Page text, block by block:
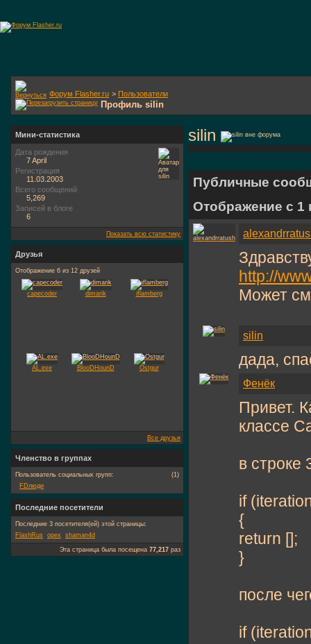
Форум Flasher.ru > Пользователи
Профиль silin
silin
Публичные
Отображение с 1
http://
Может
silin
дада,
Фенёк
Привет.
классе
в строке
if
{
return [];
}
после
if
Мини-статистика
Дата рождения
7 April
Регистрация
11.03.2003
Всего сообщений
5,269
Записей в блоге
6
Показать всю статистику
Друзья
Отображение 6 из 12 друзей
capecoder dimarik iflamberg
AL.exe BlooDHounD Ostgur
Все друзья
Членство в группах
(1)
Пользователь социальных групп:
FDлюди
Последние посетители
Последние 3 посетителя(ей) этой страницы:
FlashRus
opex shaman4d
Эта страница была посещена 77,217 раз